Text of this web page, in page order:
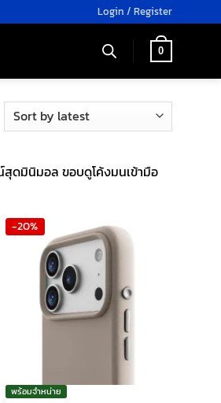
Login / Register
0
ดมินิมอล ขอบดูโค้งมนเข้ามือ
-20%
พร้อมจำหน่าย